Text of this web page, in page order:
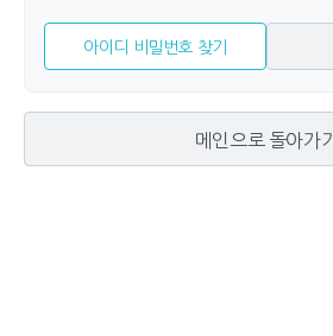
아이디 비밀번호 찾기
메인으로 돌아가기